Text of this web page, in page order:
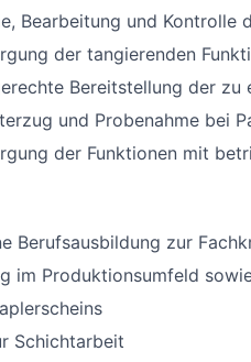
Bearbeitung und Kontrolle
der tangierenden
Bereitstellung der zu
und Probenahme bei
der Funktionen mit
Berufsausbildung zur
im Produktionsumfeld
Schichtarbeit